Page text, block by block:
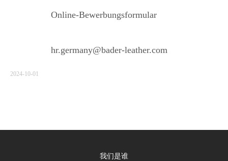
Online-Bewerbungsformular
hr.germany@bader-leather.com
2024-10-01
我们是谁